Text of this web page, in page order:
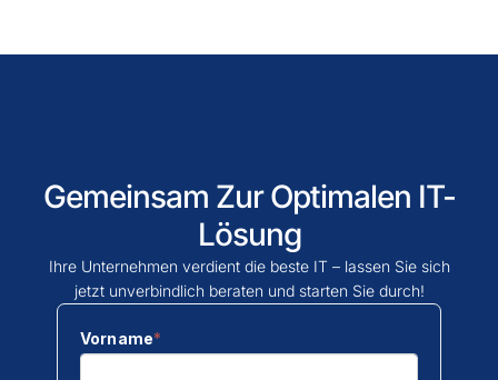
Gemeinsam Zur Optimalen IT-
Lösung
Ihre Unternehmen verdient die beste IT – lassen Sie sich
jetzt unverbindlich beraten und starten Sie durch!